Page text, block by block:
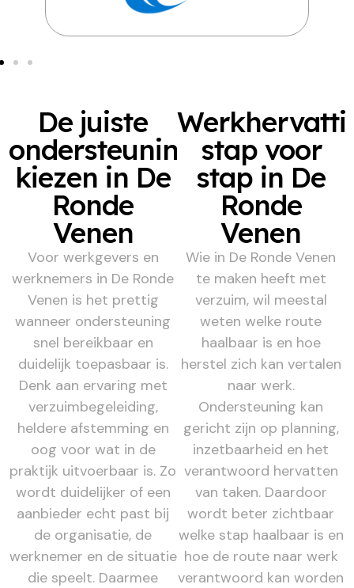
De juiste
ondersteuning
kiezen in De
Ronde
Venen
Voor werkgevers en
werknemers in De Ronde
Venen is het prettig
wanneer ondersteuning
snel bereikbaar en
duidelijk toepasbaar is.
Denk aan ervaring met
verzuimbegeleiding,
heldere afstemming en
oog voor wat in de
praktijk uitvoerbaar is. Zo
wordt duidelijker of een
aanbieder echt past bij
de organisatie, de
werknemer en de situatie
die speelt. Daarmee
stap voor
stap in De
Ronde
Venen
Wie in De Ronde Venen
te maken heeft met
verzuim, wil meestal
weten welke route
haalbaar is en hoe
herstel zich kan vertalen
naar werk.
Ondersteuning kan
gericht zijn op planning,
inzetbaarheid en het
verantwoord hervatten
van taken. Daardoor
wordt beter zichtbaar
welke stap haalbaar is en
hoe de route naar werk
verantwoord kan worden